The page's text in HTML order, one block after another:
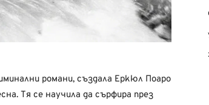
романи, създала Еркюл Поаро
Тя се научила да сърфира през